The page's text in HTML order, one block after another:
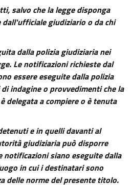
Capo VI
DEL GIUDICE))
VI bis
COLLEGIALE O MONOCRATICA
TRIBUNALE))
salvo che la legge disponga
giudiziario o da chi
dalla polizia giudiziaria nei
Le notificazioni richieste dal
essere eseguite dalla polizia
indagine o provvedimenti che la
delegata a compiere o è tenuta
e in quelli davanti al
giudiziaria può disporre
notificazioni siano eseguite dalla
in cui i destinatari sono
delle norme del presente titolo.